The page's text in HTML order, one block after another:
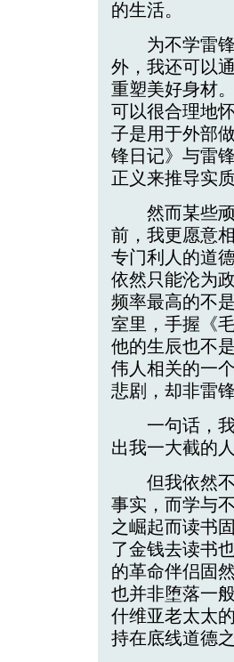
的生活。
为不学雷锋
外，我还可以
重塑美好身材
可以很合理地
子是用于外部
锋日记》与雷
正义来推导实
然而某些顽
前，我更愿意
专门利人的道
依然只能沦为
频率最高的不
室里，手握《
他的生辰也不
伟人相关的一
悲剧，却非雷
一句话，我
出我一大截的人
但我依然不
事实，而学与
之崛起而读书
了金钱去读书
的革命伴侣固
也并非堕落一
什维亚老太太
持在底线道德